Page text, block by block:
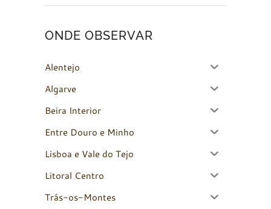
ONDE OBSERVAR
Alentejo
Algarve
Beira Interior
Entre Douro e Minho
Lisboa e Vale do Tejo
Litoral Centro
Trás-os-Montes